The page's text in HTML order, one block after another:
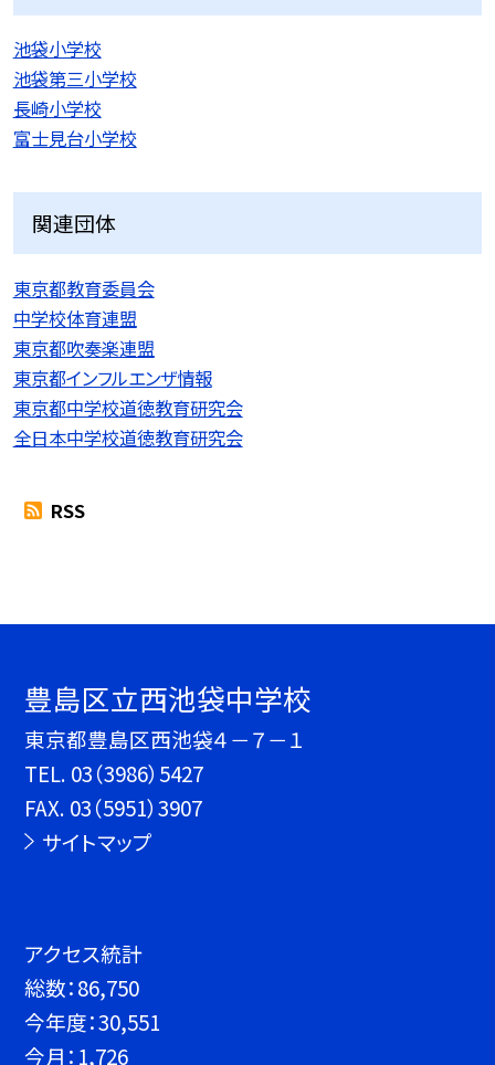
池袋小学校
池袋第三小学校
長崎小学校
富士見台小学校
関連団体
東京都教育委員会
中学校体育連盟
東京都吹奏楽連盟
東京都インフルエンザ情報
東京都中学校道徳教育研究会
全日本中学校道徳教育研究会
RSS
豊島区立西池袋中学校
東京都豊島区西池袋４－７－１
TEL. 03（3986）5427
FAX. 03（5951）3907
サイトマップ
アクセス統計
総数：86,750
今年度：30,551
今月： 1,726